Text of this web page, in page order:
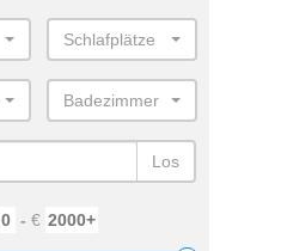
Schlafplätze
Badezimmer
Los
- €